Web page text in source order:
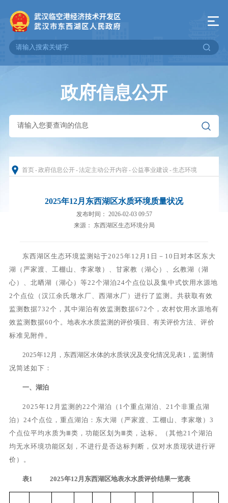
政府信息公开
首页-政府信息公开-法定主动公开内容 -公益事业建设 -生态环境
2025年12月东西湖区水质环境质量状况
发布时间： 2026-02-03 09:57
来源： 东西湖区生态环境分局
东西湖区生态环境监测站于2025年12 月 1日－10日 对本区 东大
湖（严家渡、工棚山、李家墩）、甘家教 （湖心） 、幺教湖
（湖
心） 、北晒湖 （湖心）等22个湖泊24个点位以及 集中式饮用水源地
2个点位（汉江余氏墩水厂、西湖水厂） 进行了监测 。 共获取 有效
监测数据732个， 其中湖泊有效监测数据672个 ， 农村饮用水源地有
效监测数据60个 。 地表水水质监测的评价项目 、有关评价方法、评价
标准见附件。
2025年12 月，东西湖区水体的水质状况及变化情况见表1， 监测情
况简述如下 ：
一、 湖泊
2025年12 月监测的22个湖泊（ 1个重点湖泊、21个非重点湖
泊 ） 24个点位， 重点湖泊： 东大湖（严家渡、工棚山、李家墩） 3
个 点位平均水质为Ⅲ类，功能区划为Ⅲ类， 达标。 （其他21个湖泊
均无水环境功能区划，不进行是否达标判断，仅对水质现状进行评
价 ） 。
表1 2025年12 月东西湖区地表水水质评价结果一览表